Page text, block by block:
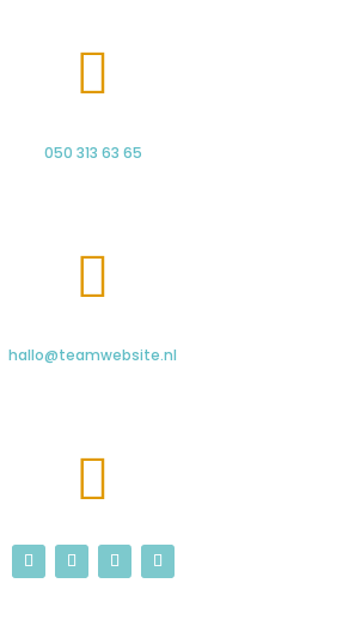

050 313 63 65

hallo@teamwebsite.nl
